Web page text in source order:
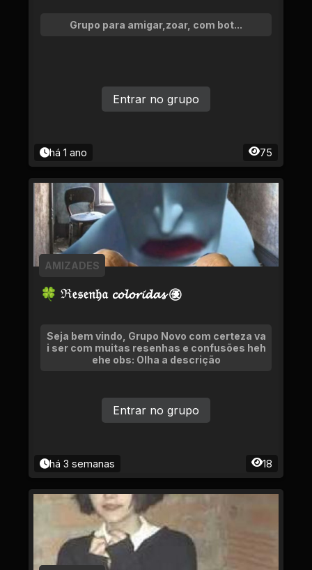
Grupo para amigar,zoar, com bot...
há 1 ano 75
Entrar no grupo
🍀 ℜ𝔢𝔰𝔢𝔫𝔥𝔞 𝓬𝓸𝓵𝓸𝓻𝓲𝓭𝓪𝓼 ㊝
AMIZADES
Seja bem vindo, Grupo Novo com certeza va
i ser com muitas resenhas e confusões heh
ehe obs: Olha a descrição
há 3 semanas 18
Entrar no grupo